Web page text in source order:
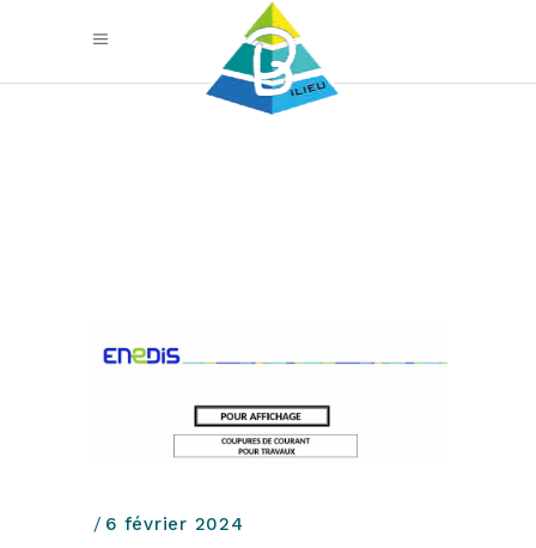
6 février 2024